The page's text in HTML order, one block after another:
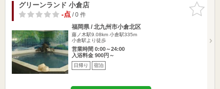
お気に入
りに追加
グリーンランド 小倉店
-点/ 0 件
福岡県 / 北九州市小倉北区
藤ノ木駅9.08km 小倉駅335m
小倉駅より徒歩
営業時間 0:00～24:00
入浴料金 900円～
日帰り 宿泊